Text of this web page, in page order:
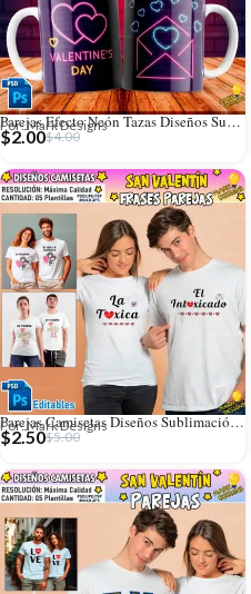
Parejas Efecto Neón Tazas Diseños Sublimación
Por: Mark Designs
$4.00
$2.00
Parejas Camisetas Diseños Sublimación Editables
Por: Mark Designs
$5.00
$2.50